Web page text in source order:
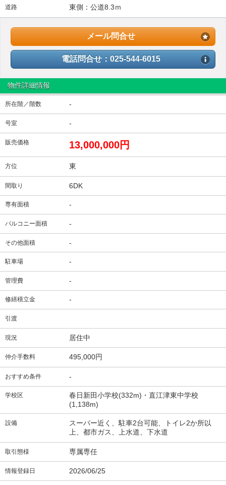
道路 東側：公道8.3ｍ
メール問合せ
電話問合せ：025-544-6015
物件詳細情報
所在階／階数 -
号室 -
販売価格 13,000,000円
方位 東
間取り 6DK
専有面積 -
バルコニー面積 -
その他面積 -
駐車場 -
管理費 -
修繕積立金 -
引渡
現況 居住中
仲介手数料 495,000円
おすすめ条件 -
学校区
春日新田小学校(332m)・直江津東中学校
(1,138m)
設備
スーパー近く、駐車2台可能、トイレ2か所以
上、都市ガス、上水道、下水道
取引態様 専属専任
情報登録日 2026/06/25